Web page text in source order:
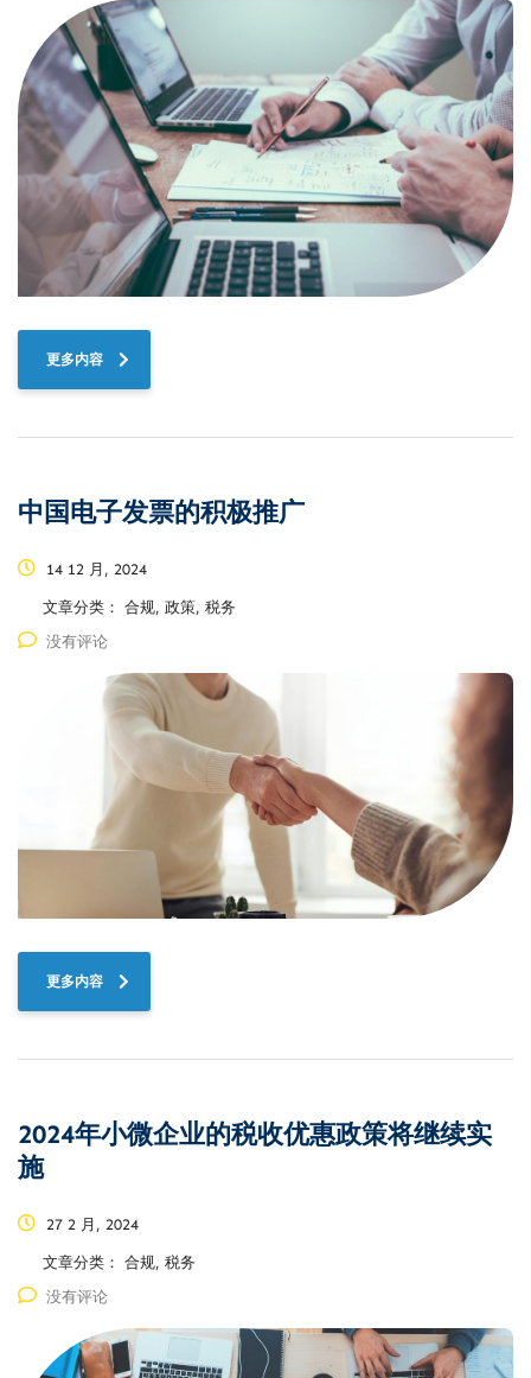
更多内容
中国电子发票的积极推广
14 12 月, 2024
文章分类： 合规, 政策, 税务
没有评论
更多内容
2024年小微企业的税收优惠政策将继续实
施
27 2 月, 2024
文章分类： 合规, 税务
没有评论